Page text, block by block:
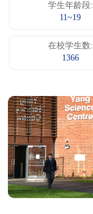
学生年龄段:
11~19
在校学生数:
1366